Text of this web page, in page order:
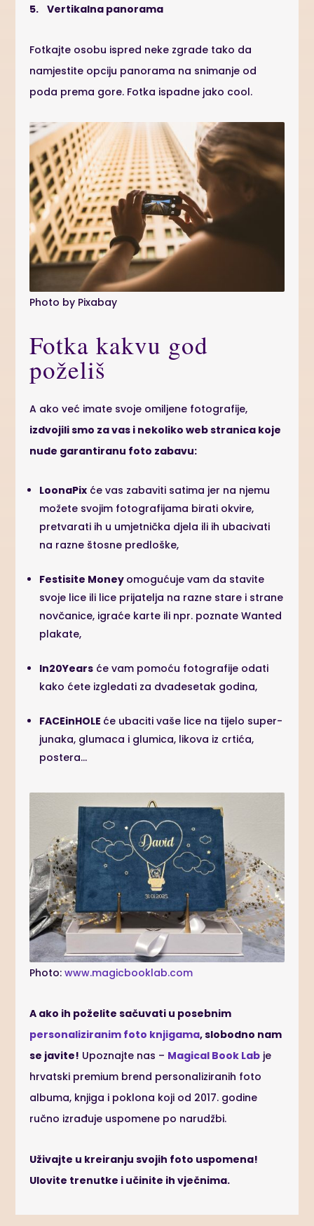
5.Vertikalna panorama
Fotkajte osobu ispred neke zgrade tako da
namjestite opciju panorama na snimanje od
poda prema gore. Fotka ispadne jako cool.
Photo by Pixabay
Fotka kakvu god
poželiš
A ako već imate svoje omiljene fotografije,
izdvojili smo za vas i nekoliko web stranica koje
nude garantiranu foto zabavu:
LoonaPix će vas zabaviti satima jer na njemu
možete svojim fotografijama birati okvire,
pretvarati ih u umjetnička djela ili ih ubacivati
na razne štosne predloške,
Festisite Money omogućuje vam da stavite
svoje lice ili lice prijatelja na razne stare i strane
novčanice, igraće karte ili npr. poznate Wanted
plakate,
In20Years će vam pomoću fotografije odati
kako ćete izgledati za dvadesetak godina,
FACEinHOLE će ubaciti vaše lice na tijelo super-
junaka, glumaca i glumica, likova iz crtića,
postera…
Photo:www.magicbooklab.com
A ako ih poželite sačuvati u posebnim
personaliziranim foto knjigama, slobodno nam
se javite! Upoznajte nas – Magical Book Lab je
hrvatski premium brend personaliziranih foto
albuma, knjiga i poklona koji od 2017. godine
ručno izrađuje uspomene po narudžbi.
Uživajte u kreiranju svojih foto uspomena!
Ulovite trenutke i učinite ih vječnima.